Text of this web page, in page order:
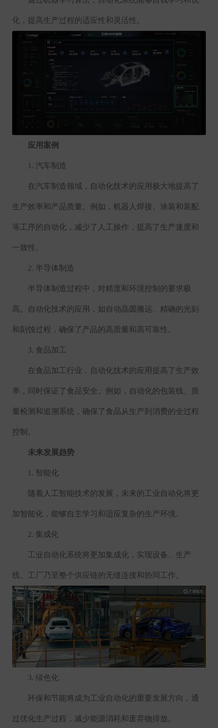
化，提高生产过程的适应性和灵活性。
应用案例
1. 汽车制造
在汽车制造领域，自动化技术的应用极大地提高了
生产效率和产品质量。例如，机器人焊接、涂装和装配
等工序的自动化，减少了人工操作，提高了生产速度和
一致性。
2. 半导体制造
半导体制造过程中，对精度和环境控制的要求极
高。自动化技术的应用，如自动晶圆搬运、精确的光刻
和刻蚀过程，确保了产品的高质量和高可靠性。
3. 食品加工
在食品加工行业，自动化技术的应用提高了生产效
率，同时保证了食品安全。例如，自动化的包装线、质
量检测和追溯系统，确保了食品从生产到消费的全过程
控制。
未来发展趋势
1. 智能化
随着人工智能技术的发展，未来的工业自动化将更
加智能化，能够自主学习和适应复杂的生产环境。
2. 集成化
工业自动化系统将更加集成化，实现设备、生产
线、工厂乃至整个供应链的无缝连接和协同工作。
3. 绿色化
环保和节能将成为工业自动化的重要发展方向，通
过优化生产过程，减少能源消耗和废弃物排放。